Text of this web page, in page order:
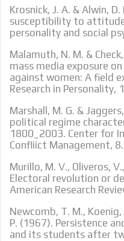
Krosnick, J. A. & Alwin,
susceptibility to
personality and social
Malamuth, N. M. &
mass media exposure
against women: A field
Research in Personality,
Marshall, M. G. &
political regime
1800_2003. Center for
Confliict Management, 8.
Murillo, M. V., Oliveros,
Electoral revolution or
American Research
Newcomb, T. M., Koenig,
P. (1967). Persistence
and its students after